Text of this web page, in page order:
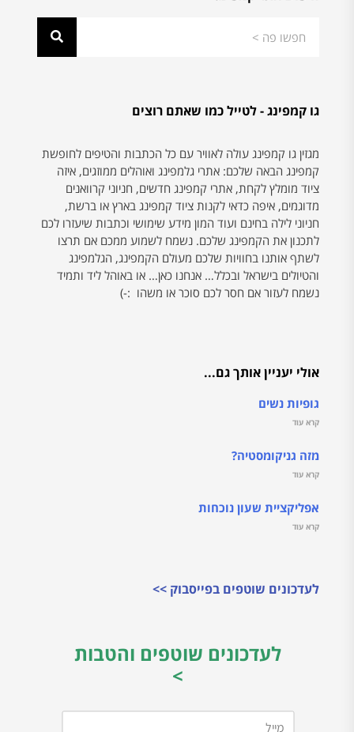
גו קמפינג - לטייל כמו שאתם רוצים
מגזין גו קמפינג עולה לאוויר עם כל הכתבות והטיפים לחופשת
קמפינג הבאה שלכם: אתרי גלמפינג ואוהלים ממוזגים, איזה
ציוד מומלץ לקחת, אתרי קמפינג חדשים, חניוני קרוואנים
מדוגמים, איפה כדאי לקנות ציוד קמפינג בארץ או ברשת,
חניוני לילה בחינם ועוד המון מידע שימושי וכתבות שיעזרו לכם
לתכנון את הקמפינג שלכם. נשמח לשמוע ממכם אם תרצו
לשתף אותנו בחוויות שלכם מעולם הקמפינג, הגלמפינג
והטיולים בישראל ובכלל… אנחנו כאן… או באוהל ליד ותמיד
נשמח לעזור אם חסר לכם סוכר או משהו :-)
אולי יעניין אותך גם...
גופיות נשים
קרא עוד
מזה גניקומסטיה?
קרא עוד
אפליקציית שעון נוכחות
קרא עוד
לעדכונים שוטפים בפייסבוק >>
לעדכונים שוטפים והטבות
>